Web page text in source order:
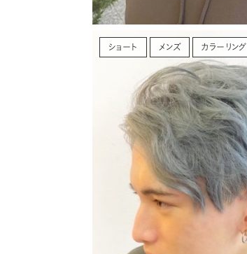
ショート メンズ カラーリング